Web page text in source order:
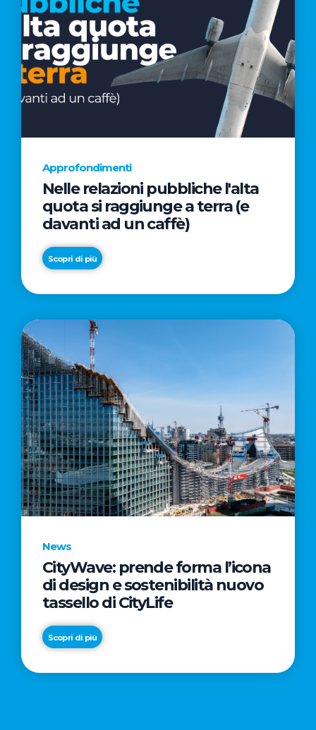
Approfondimenti
Nelle relazioni pubbliche l'alta
quota si raggiunge a terra (e
davanti ad un caffè)
Scopri di più
News
CityWave: prende forma l’icona
di design e sostenibilità nuovo
tassello di CityLife
Scopri di più
News
“Passione